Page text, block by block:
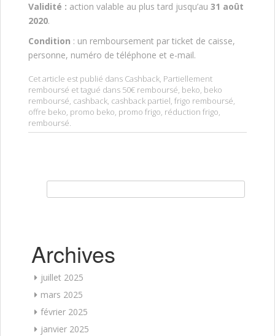
Validité : action valable au plus tard jusqu’au 31 août
2020.
Condition : un remboursement par ticket de caisse,
personne, numéro de téléphone et e-mail.
Cet article est publié dans Cashback, Partiellement
remboursé et tagué dans 50€ remboursé, beko, beko
remboursé, cashback, cashback partiel, frigo remboursé,
offre beko, promo beko, promo frigo, réduction frigo,
remboursé.
Archives
juillet 2025
mars 2025
février 2025
janvier 2025